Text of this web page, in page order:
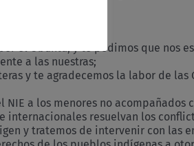
el Ubuntu, y te pedimos que nos
a las nuestras;
y te agradecemos la labor de las
a los menores no acompañados
resuelvan los
y tratemos de intervenir con las